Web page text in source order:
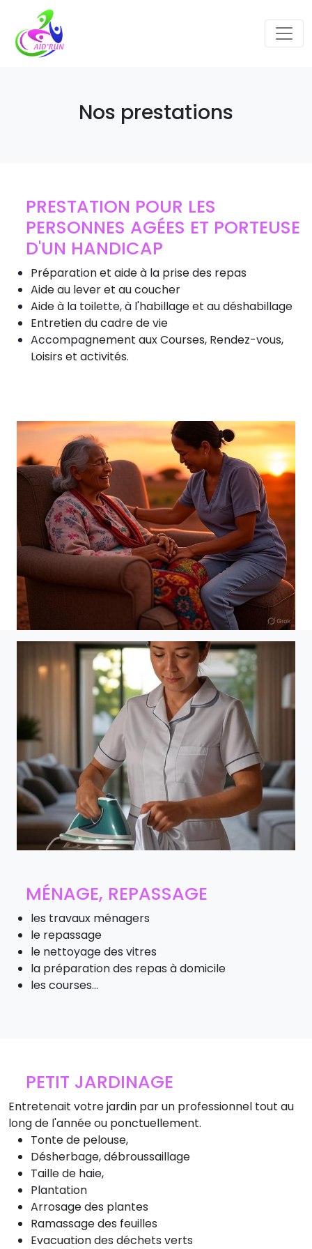
Nos prestations
PRESTATION POUR LES
PERSONNES AGÉES ET PORTEUSE
D'UN HANDICAP
Préparation et aide à la prise des repas
Aide au lever et au coucher
Aide à la toilette, à l'habillage et au déshabillage
Entretien du cadre de vie
Accompagnement aux Courses, Rendez-vous,
Loisirs et activités.
MÉNAGE, REPASSAGE
les travaux ménagers
le repassage
le nettoyage des vitres
la préparation des repas à domicile
les courses...
PETIT JARDINAGE
Entretenait votre jardin par un professionnel tout au
long de l'année ou ponctuellement.
Tonte de pelouse,
Désherbage, débroussaillage
Taille de haie,
Plantation
Arrosage des plantes
Ramassage des feuilles
Evacuation des déchets verts